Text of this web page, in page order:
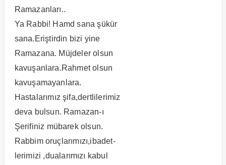
Ramazanları..
Ya Rabbi! Hamd sana şükür
sana.Eriştirdin bizi yine
Ramazana. Müjdeler olsun
kavuşanlara.Rahmet olsun
kavuşamayanlara.
Hastalarımız şifa,dertlilerimiz
deva bulsun. Ramazan-ı
Şerifiniz mübarek olsun.
Rabbim oruçlarımızı,ibadet-
lerimizi ,dualarımızı kabul